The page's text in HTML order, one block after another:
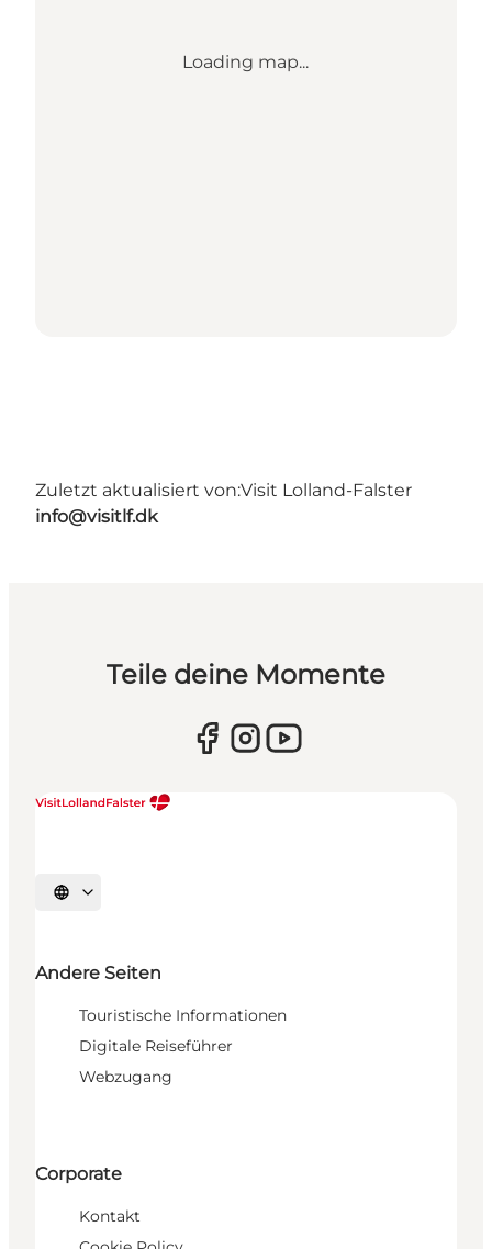
Loading map...
Zuletzt aktualisiert von:Visit Lolland-Falster
info@visitlf.dk
Teile deine Momente
Sprache auswählen
Andere Seiten
Touristische Informationen
Digitale Reiseführer
Webzugang
Corporate
Kontakt